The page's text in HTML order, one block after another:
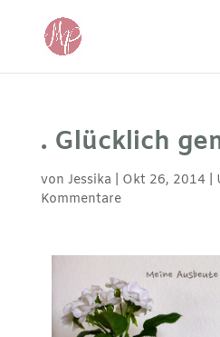
. Glücklich
von Jessika Okt 26, 2014|
Kommentare